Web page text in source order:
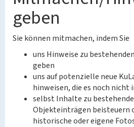
geben
Sie können mitmachen, indem Sie
uns Hinweise zu
geben
uns auf potenzielle neue
hinweisen, die es noch nicht
selbst Inhalte zu
Objekteinträgen beisteuern
historische oder eigene